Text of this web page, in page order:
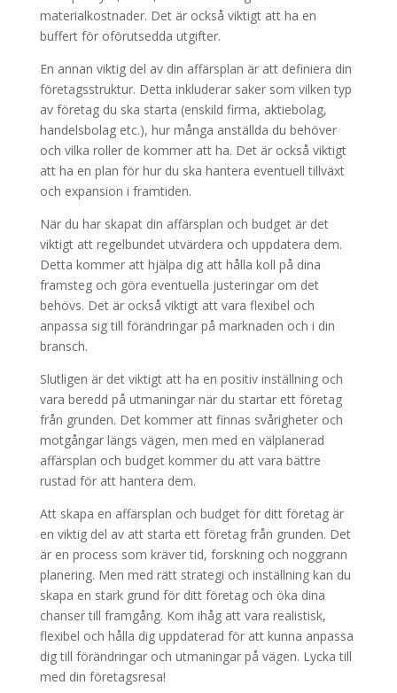
materialkostnader. Det är också viktigt att ha en
buffert för oförutsedda utgifter.
En annan viktig del av din affärsplan är att definiera din
företagsstruktur. Detta inkluderar saker som vilken typ
av företag du ska starta (enskild firma, aktiebolag,
handelsbolag etc.), hur många anställda du behöver
och vilka roller de kommer att ha. Det är också viktigt
att ha en plan för hur du ska hantera eventuell tillväxt
och expansion i framtiden.
När du har skapat din affärsplan och budget är det
viktigt att regelbundet utvärdera och uppdatera dem.
Detta kommer att hjälpa dig att hålla koll på dina
framsteg och göra eventuella justeringar om det
behövs. Det är också viktigt att vara flexibel och
anpassa sig till förändringar på marknaden och i din
bransch.
Slutligen är det viktigt att ha en positiv inställning och
vara beredd på utmaningar när du startar ett företag
från grunden. Det kommer att finnas svårigheter och
motgångar längs vägen, men med en välplanerad
affärsplan och budget kommer du att vara bättre
rustad för att hantera dem.
Att skapa en affärsplan och budget för ditt företag är
en viktig del av att starta ett företag från grunden. Det
är en process som kräver tid, forskning och noggrann
planering. Men med rätt strategi och inställning kan du
skapa en stark grund för ditt företag och öka dina
chanser till framgång. Kom ihåg att vara realistisk,
flexibel och hålla dig uppdaterad för att kunna anpassa
dig till förändringar och utmaningar på vägen. Lycka till
med din företagsresa!